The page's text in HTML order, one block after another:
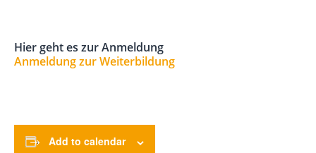
Hier geht es zur Anmeldung
Anmeldung zur Weiterbildung
Add to calendar